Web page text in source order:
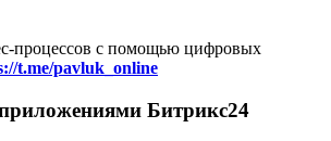
процессов с помощью цифровых
t.me/pavluk_online
Битрикс24